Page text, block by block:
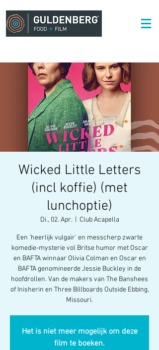
Wicked Little Letters
(incl koffie) (met
lunchoptie)
Di., 02. Apr.
  |
Club Acapella
Een 'heerlijk vulgair' en messcherp zwarte
komedie-mysterie vol Britse humor met Oscar
en BAFTA winnaar Olivia Colman en Oscar en
BAFTA genomineerde Jessie Buckley in de
hoofdrollen. Van de makers van The Banshees
of Inisherin en Three Billboards Outside Ebbing,
Missouri.
Het is niet meer mogelijk om deze
film te boeken.